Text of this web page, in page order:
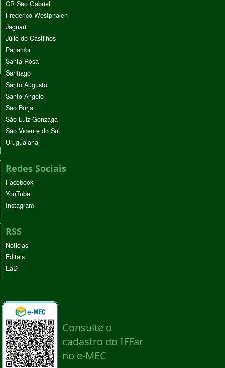
CR São Gabriel
Frederico Westphalen
Jaguari
Júlio de Castilhos
Panambi
Santa Rosa
Santiago
Santo Augusto
Santo Ângelo
São Borja
São Luiz Gonzaga
São Vicente do Sul
Uruguaiana
Redes Sociais
Facebook
YouTube
Instagram
RSS
Noticias
Editais
EaD